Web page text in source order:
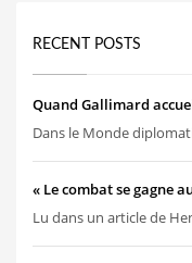
RECENT POSTS
Quand Gallimard
Dans le Monde
« Le combat se gagne
Lu dans un article de